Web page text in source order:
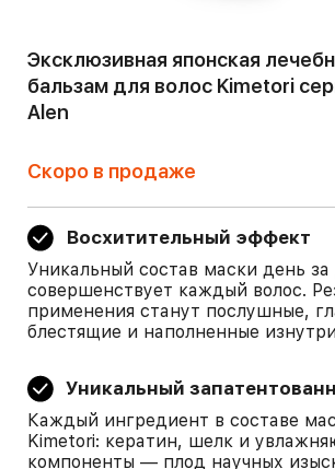
Эксклюзивная японская
бальзам для волос Kimetori
Alen
Скоро в продаже
Восхитительный эффект
Уникальный состав маски день
совершенствует каждый волос.
применения станут послушные,
блестящие и наполненные
Уникальный
Каждый ингредиент в составе
Kimetori: кератин, шелк и
компоненты — плод научных